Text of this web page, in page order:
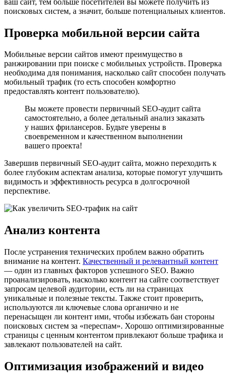
поисковых систем, а значит, больше потенциальных клиентов.
Проверка мобильной версии сайта
Мобильные версии сайтов имеют преимущество в
ранжировании при поиске с мобильных устройств. Проверка
необходима для понимания, насколько сайт способен получать
мобильный трафик (то есть способен комфортно
предоставлять контент пользователю).
Вы можете провести первичный SEO-аудит сайта
самостоятельно, а более детальный анализ заказать
у наших фрилансеров. Будьте уверены в
своевременном и качественном выполнении
вашего проекта!
Завершив первичный SEO-аудит сайта, можно переходить к
более глубоким аспектам анализа, которые помогут улучшить
видимость и эффективность ресурса в долгосрочной
перспективе.
Анализ контента
После устранения технических проблем важно обратить
внимание на контент. Качественный и релевантный контент
— один из главных факторов успешного SEO. Важно
проанализировать, насколько контент на сайте соответствует
запросам целевой аудитории, есть ли на страницах
уникальные и полезные тексты. Также стоит проверить,
используются ли ключевые слова органично и не
перенасыщен ли контент ими, чтобы избежать бан стороны
поисковых систем за «переспам». Хорошо оптимизированные
страницы с ценным контентом привлекают больше трафика и
завлекают пользователей на сайт.
Оптимизация изображений и видео